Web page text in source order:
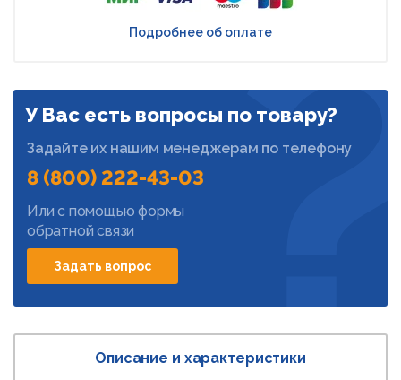
Подробнее об оплате
У Вас есть вопросы по товару?
Задайте их нашим менеджерам по телефону
8 (800) 222-43-03
Или с помощью формы
обратной связи
Задать вопрос
Описание и характеристики